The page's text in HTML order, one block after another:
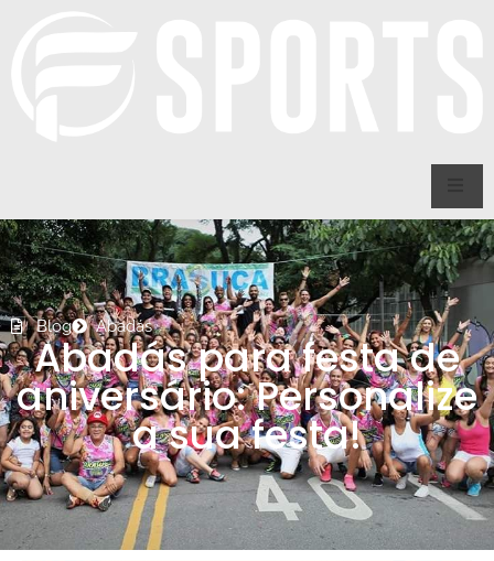
Blog Abadás
Abadás para festa de
aniversário: Personalize
a sua festa!